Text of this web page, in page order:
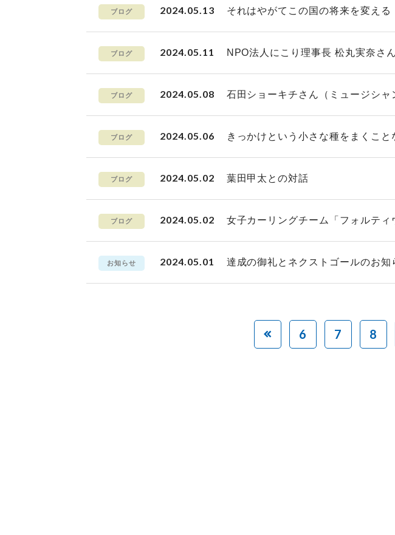
ブログ 2024.05.13 それはやがてこの国の将来を変え
ブログ 2024.05.11 NPO法人にこり理事長 松丸実奈さ
ブログ 2024.05.08 石田ショーキチさん（ミュージシ
ブログ 2024.05.06 きっかけという小さな種をまく
ブログ 2024.05.02 葉田甲太との対話
ブログ 2024.05.02 女子カーリングチーム「フォルテ
お知らせ 2024.05.01 達成の御礼とネクストゴールのお知
6 7 8